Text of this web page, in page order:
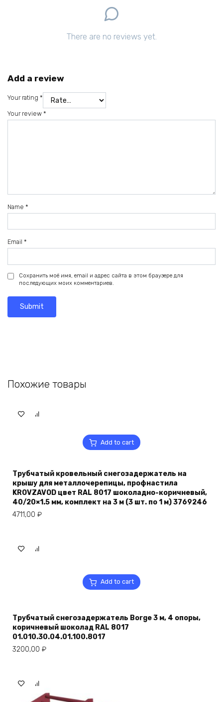
There are no reviews yet.
Add a review
Your rating *
Your review *
Name *
Email *
Сохранить моё имя, email и адрес сайта в этом браузере для
последующих моих комментариев.
Похожие товары
Add to cart
Трубчатый кровельный снегозадержатель на
крышу для металлочерепицы, профнастила
KROVZAVOD цвет RAL 8017 шоколадно-коричневый,
40/20×1.5 мм, комплект на 3 м (3 шт. по 1 м) 3769246
4711,00 ₽
Add to cart
Трубчатый снегозадержатель Borge 3 м, 4 опоры,
коричневый шоколад RAL 8017
01.010.30.04.01.100.8017
3200,00 ₽